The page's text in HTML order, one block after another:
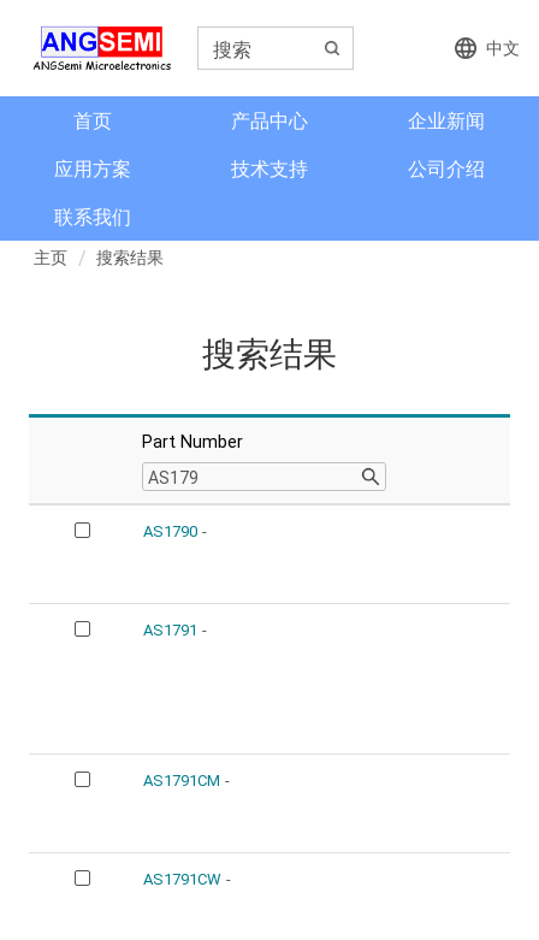
中文
首页 产品中心
企业新闻
应用方案
技术支持
公司介绍
联系我们
主页 搜索结果
搜索结果
Part Number
AS1790 -
AS1791 -
AS1791CM -
AS1791CW -